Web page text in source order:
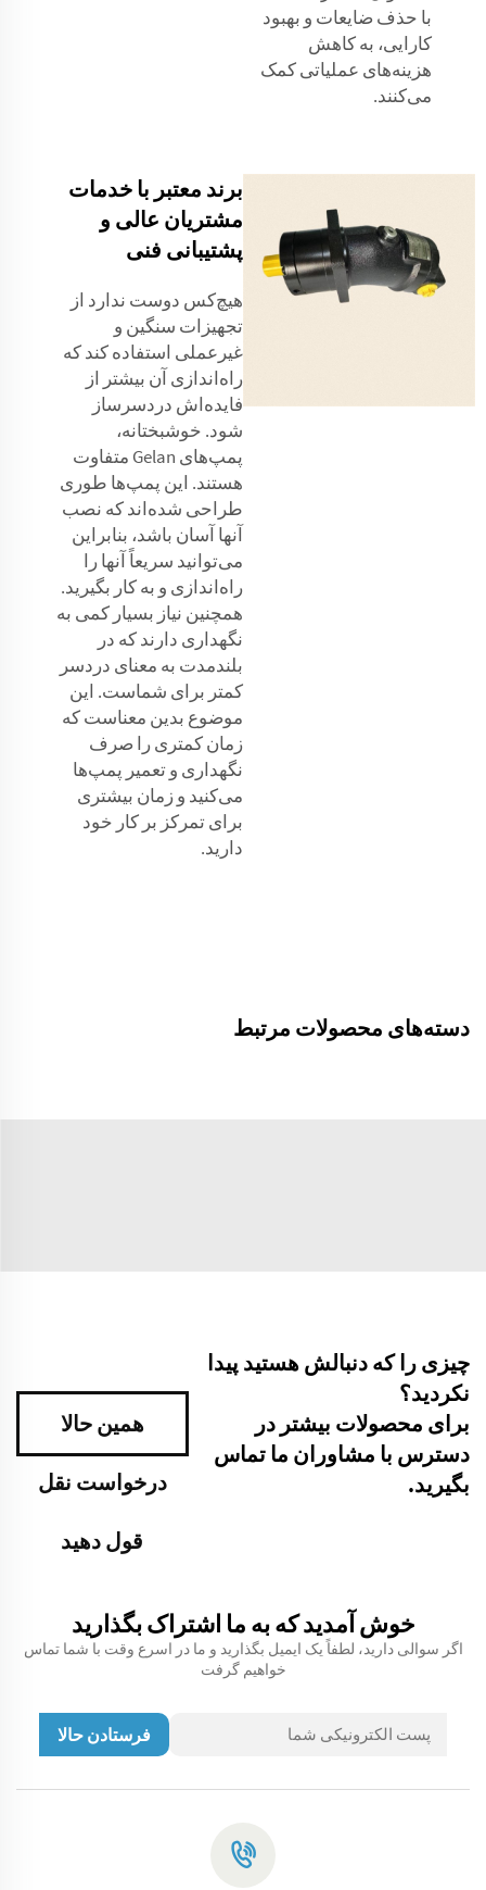
با حذف ضایعات و بهبود
کارایی، به کاهش
هزینه‌های عملیاتی کمک
می‌کنند.
برند معتبر با خدمات
مشتریان عالی و
پشتیبانی فنی
هیچ‌کس دوست ندارد از
تجهیزات سنگین و
غیرعملی استفاده کند که
راه‌اندازی آن بیشتر از
فایده‌اش دردسرساز
شود. خوشبختانه،
پمپ‌های Gelan متفاوت
هستند. این پمپ‌ها طوری
طراحی شده‌اند که نصب
آنها آسان باشد، بنابراین
می‌توانید سریعاً آنها را
راه‌اندازی و به کار بگیرید.
همچنین نیاز بسیار کمی به
نگهداری دارند که در
بلندمدت به معنای دردسر
کمتر برای شماست. این
موضوع بدین معناست که
زمان کمتری را صرف
نگهداری و تعمیر پمپ‌ها
می‌کنید و زمان بیشتری
برای تمرکز بر کار خود
دارید.
دسته‌های محصولات مرتبط
چیزی را که دنبالش هستید پیدا
نکردید؟
برای محصولات بیشتر در
دسترس با مشاوران ما تماس
بگیرید.
همین حالا
درخواست نقل
قول دهید
خوش آمدید که به ما اشتراک بگذارید
اگر سوالی دارید، لطفاً یک ایمیل بگذارید و ما در اسرع وقت با شما تماس
خواهیم گرفت
فرستادن حالا